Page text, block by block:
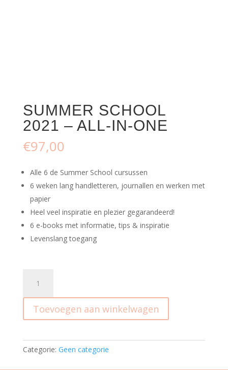
SUMMER SCHOOL
2021 – ALL-IN-ONE
€97,00
Alle 6 de Summer School cursussen
6 weken lang handletteren, journallen en werken met
papier
Heel veel inspiratie en plezier gegarandeerd!
6 e-books met informatie, tips & inspiratie
Levenslang toegang
School
2021
All-
one
aantal
Toevoegen aan winkelwagen
Categorie: Geen categorie